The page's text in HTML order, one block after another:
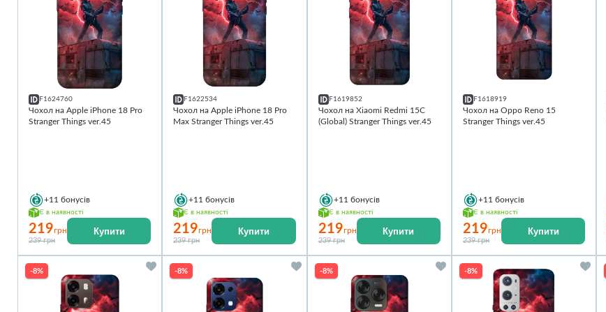
F1624760
Чохол на Apple iPhone 18 Pro
Stranger Things ver.45
+11 бонусів
Є в наявності
219грн
239 грн
Купити
F1622534
Чохол на Apple iPhone 18 Pro
Max Stranger Things ver.45
+11 бонусів
Є в наявності
219грн
239 грн
Купити
F1619852
Чохол на Xiaomi Redmi 15C
(Global) Stranger Things ver.45
+11 бонусів
Є в наявності
219грн
239 грн
Купити
F1618919
Чохол на Oppo Reno 15
Stranger Things ver.45
+11 бонусів
Є в наявності
219грн
239 грн
Купити
-8% -8% -8% -8%